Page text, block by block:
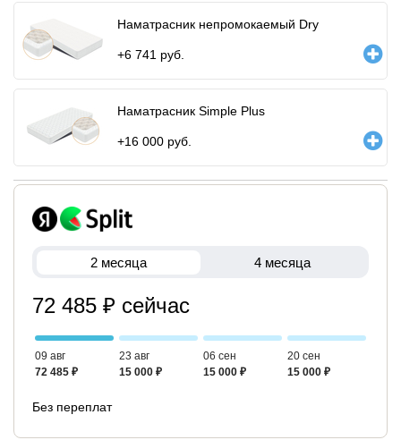
Наматрасник непромокаемый Dry
+6 741 руб.
Наматрасник Simple Plus
+16 000 руб.
2 месяца 4 месяца
72 485 ₽ сейчас
09 авг
72 485 ₽
23 авг
15 000 ₽
06 сен
15 000 ₽
20 сен
15 000 ₽
Без переплат